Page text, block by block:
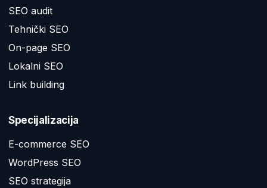
SEO audit
Tehnički SEO
On-page SEO
Lokalni SEO
Link building
Specijalizacija
E-commerce SEO
WordPress SEO
SEO strategija